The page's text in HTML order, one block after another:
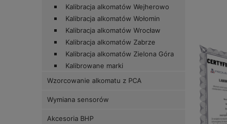
Kalibracja alkomatów Wejherowo
Kalibracja alkomatów Wołomin
Kalibracja alkomatów Wrocław
Kalibracja alkomatów Zabrze
Kalibracja alkomatów Zielona Góra
Kalibrowane marki
Wzorcowanie alkomatu z PCA
Wymiana sensorów
Akcesoria BHP